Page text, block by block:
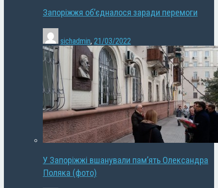
Запоріжжя об’єдналося заради перемоги
sichadmin, 21/03/2022
У Запоріжжі вшанували пам’ять Олександра
Поляка (фото)